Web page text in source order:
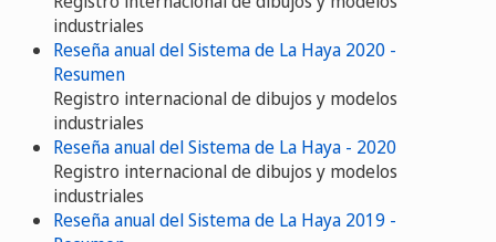
industriales
Reseña anual del Sistema de La Haya 2020 -
Resumen
Registro internacional de dibujos y modelos
industriales
Reseña anual del Sistema de La Haya - 2020
Registro internacional de dibujos y modelos
industriales
Reseña anual del Sistema de La Haya 2019 -